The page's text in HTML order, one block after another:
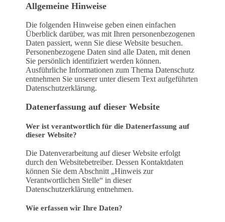
Allgemeine Hinweise
Die folgenden Hinweise geben einen einfachen
Überblick darüber, was mit Ihren personenbezogenen
Daten passiert, wenn Sie diese Website besuchen.
Personenbezogene Daten sind alle Daten, mit denen
Sie persönlich identifiziert werden können.
Ausführliche Informationen zum Thema Datenschutz
entnehmen Sie unserer unter diesem Text aufgeführten
Datenschutzerklärung.
Datenerfassung auf dieser Website
Wer ist verantwortlich für die Datenerfassung auf
dieser Website?
Die Datenverarbeitung auf dieser Website erfolgt
durch den Websitebetreiber. Dessen Kontaktdaten
können Sie dem Abschnitt „Hinweis zur
Verantwortlichen Stelle“ in dieser
Datenschutzerklärung entnehmen.
Wie erfassen wir Ihre Daten?